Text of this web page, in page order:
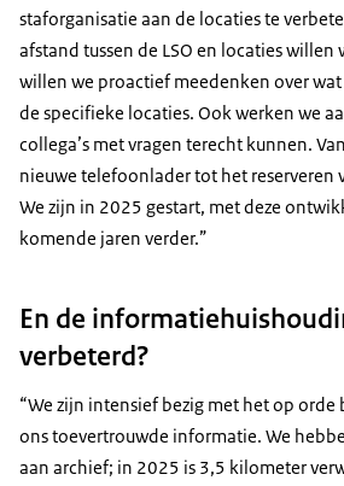
staforganisatie aan de locaties te
afstand tussen de LSO en locaties willen
willen we proactief meedenken over
de specifieke locaties. Ook werken we
collega’s met vragen terecht kunnen.
nieuwe telefoonlader tot het reserveren
We zijn in 2025 gestart, met deze
komende jaren verder.”
En de
verbeterd?
“We zijn intensief bezig met het op orde
ons toevertrouwde informatie. We
aan archief; in 2025 is 3,5 kilometer